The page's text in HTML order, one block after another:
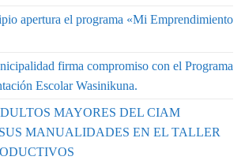
apertura el programa «Mi Emprendimiento
firma compromiso con el Programa
Escolar Wasinikuna.
MAYORES DEL CIAM
MANUALIDADES EN EL TALLER